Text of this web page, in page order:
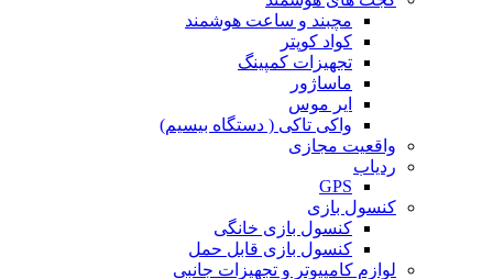
مچبند و ساعت هوشمند
کواد کوپتر
تجهیزات کمپینگ
ماساژور
ایر موس
واکی تاکی ( دستگاه بیسیم)
واقعیت مجازی
ردیاب
GPS
کنسول بازی
کنسول بازی خانگی
کنسول بازی قابل حمل
لوازم کامپیوتر و تجهیزات جانبی